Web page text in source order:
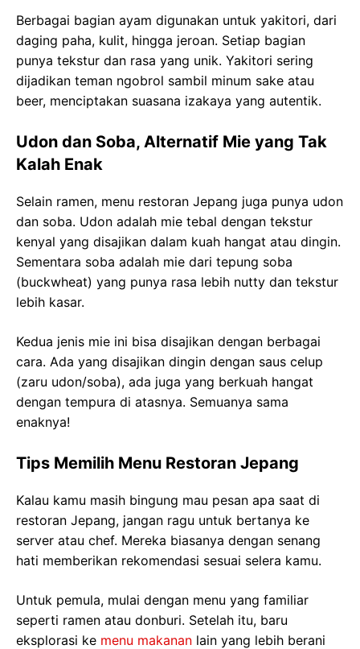
Berbagai bagian ayam digunakan untuk yakitori, dari
daging paha, kulit, hingga jeroan. Setiap bagian
punya tekstur dan rasa yang unik. Yakitori sering
dijadikan teman ngobrol sambil minum sake atau
beer, menciptakan suasana izakaya yang autentik.
Udon dan Soba, Alternatif Mie yang Tak
Kalah Enak
Selain ramen, menu restoran Jepang juga punya udon
dan soba. Udon adalah mie tebal dengan tekstur
kenyal yang disajikan dalam kuah hangat atau dingin.
Sementara soba adalah mie dari tepung soba
(buckwheat) yang punya rasa lebih nutty dan tekstur
lebih kasar.
Kedua jenis mie ini bisa disajikan dengan berbagai
cara. Ada yang disajikan dingin dengan saus celup
(zaru udon/soba), ada juga yang berkuah hangat
dengan tempura di atasnya. Semuanya sama
enaknya!
Tips Memilih Menu Restoran Jepang
Kalau kamu masih bingung mau pesan apa saat di
restoran Jepang, jangan ragu untuk bertanya ke
server atau chef. Mereka biasanya dengan senang
hati memberikan rekomendasi sesuai selera kamu.
Untuk pemula, mulai dengan menu yang familiar
seperti ramen atau donburi. Setelah itu, baru
eksplorasi ke menu makanan lain yang lebih berani